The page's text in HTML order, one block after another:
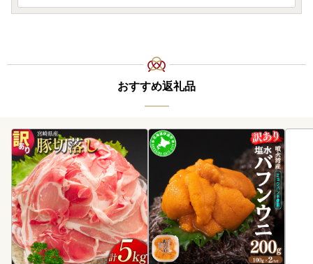
おすすめ返礼品